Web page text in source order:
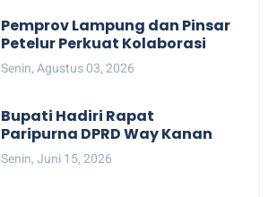
Pemprov Lampung dan Pinsar
Petelur Perkuat Kolaborasi
Senin, Agustus 03, 2026
Bupati Hadiri Rapat
Paripurna DPRD Way Kanan
Senin, Juni 15, 2026